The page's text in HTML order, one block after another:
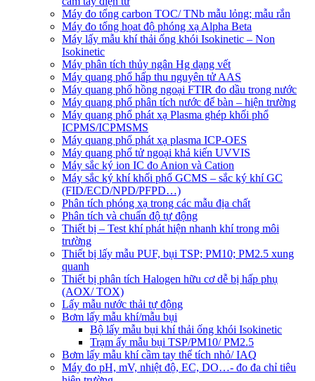
Máy đo tổng carbon TOC/ TNb mẫu lỏng; mẫu rắn
Máy đo tổng họat độ phóng xạ Alpha Beta
Máy lấy mẫu khí thải ống khói Isokinetic – Non
Isokinetic
Máy phân tích thủy ngân Hg dạng vết
Máy quang phổ hấp thu nguyên tử AAS
Máy quang phổ hồng ngoại FTIR đo dầu trong nước
Máy quang phổ phân tích nước để bàn – hiện trường
Máy quang phổ phát xạ Plasma ghép khối phổ
ICPMS/ICPMSMS
Máy quang phổ phát xạ plasma ICP-OES
Máy quang phổ tử ngoại khả kiến UVVIS
Máy sắc ký ion IC đo Anion và Cation
Máy sắc ký khí khối phổ GCMS – sắc ký khí GC
(FID/ECD/NPD/PFPD…)
Phân tích phóng xạ trong các mẫu địa chất
Phân tích và chuẩn độ tự động
Thiết bị – Test khí phát hiện nhanh khí trong môi
trường
Thiết bị lấy mẫu PUF, bụi TSP; PM10; PM2.5 xung
quanh
Thiết bị phân tích Halogen hữu cơ dễ bị hấp phụ
(AOX/ TOX)
Lấy mẫu nước thải tự động
Bơm lấy mẫu khí/mẫu bụi
Bộ lấy mẫu bụi khí thải ống khói Isokinetic
Trạm ấy mẫu bụi TSP/PM10/ PM2.5
Bơm lấy mẫu khí cầm tay thể tích nhỏ/ IAQ
Máy đo pH, mV, nhiệt độ, EC, DO…- đo đa chỉ tiêu